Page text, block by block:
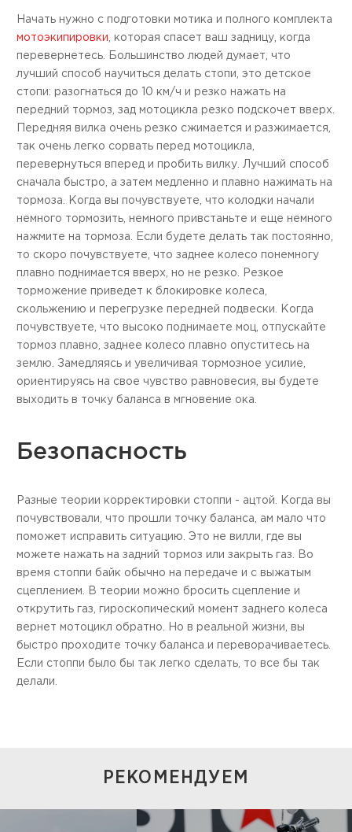
Начать нужно с подготовки мотика и полного комплекта
мотоэкипировки
, которая спасет ваш задницу, когда
перевернетесь. Большинство людей думает, что
лучший способ научиться делать стопи, это детское
стопи: разогнаться до 10 км/ч и резко нажать на
передний тормоз, зад мотоцикла резко подскочет вверх.
Передняя вилка очень резко сжимается и разжимается,
так очень легко сорвать перед мотоцикла,
перевернуться вперед и пробить вилку. Лучший способ
сначала быстро, а затем медленно и плавно нажимать на
тормоза. Когда вы почувствуете, что колодки начали
немного тормозить, немного привстаньте и еще немного
нажмите на тормоза. Если будете делать так постоянно,
то скоро почувствуете, что заднее колесо понемногу
плавно поднимается вверх, но не резко. Резкое
торможение приведет к блокировке колеса,
скольжению и перегрузке передней подвески. Когда
почувствуете, что высоко поднимаете моц, отпускайте
тормоз плавно, заднее колесо плавно опуститесь на
землю. Замедляясь и увеличивая тормозное усилие,
ориентируясь на свое чувство равновесия, вы будете
выходить в точку баланса в мгновение ока.
Безопасность
Разные теории корректировки стоппи - ацтой. Когда вы
почувствовали, что прошли точку баланса, ам мало что
поможет исправить ситуацию. Это не вилли, где вы
можете нажать на задний тормоз или закрыть газ. Во
время стоппи байк обычно на передаче и с выжатым
сцеплением. В теории можно бросить сцепление и
открутить газ, гироскопический момент заднего колеса
вернет мотоцикл обратно. Но в реальной жизни, вы
быстро проходите точку баланса и переворачиваетесь.
Если стоппи было бы так легко сделать, то все бы так
делали.
РЕКОМЕНДУЕМ